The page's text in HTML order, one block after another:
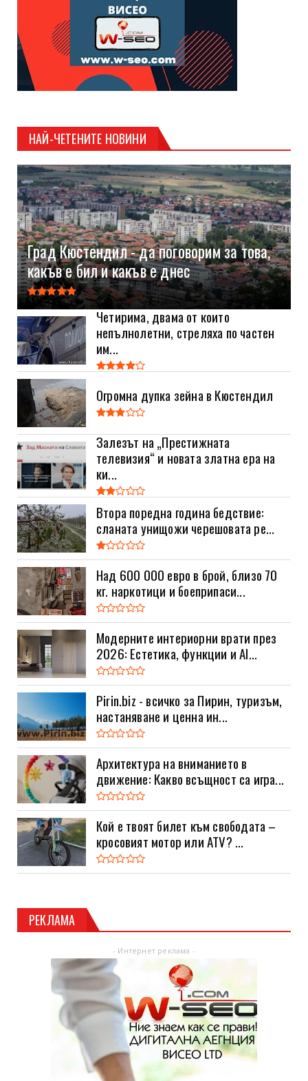
НАЙ-ЧЕТЕНИТЕ НОВИНИ
Град Кюстендил - да поговорим за това,
какъв е бил и какъв е днес
Четирима, двама от които
непълнолетни, стреляха по частен
им...
Огромна дупка зейна в Кюстендил
Залезът на „Престижната
телевизия“ и новата златна ера на
ки...
Втора поредна година бедствие:
сланата унищожи черешовата ре...
Над 600 000 евро в брой, близо 70
кг. наркотици и боеприпаси...
Модерните интериорни врати през
2026: Естетика, функции и AI...
Pirin.biz - всичко за Пирин, туризъм,
настаняване и ценна ин...
Архитектура на вниманието в
движение: Какво всъщност са игра...
Кой е твоят билет към свободата –
кросовият мотор или ATV? ...
РЕКЛАМА
- Интернет реклама -